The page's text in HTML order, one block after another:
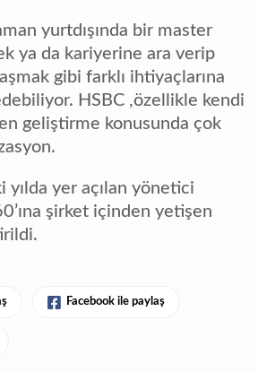
yurtdışında bir master
ya da kariyerine ara verip
gibi farklı ihtiyaçlarına
HSBC ,özellikle kendi
geliştirme konusunda çok
yılda yer açılan yönetici
şirket içinden yetişen
Facebook ile paylaş